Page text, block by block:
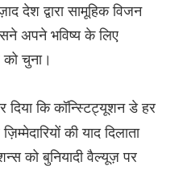
देश द्वारा सामूहिक विजन
अपने भविष्य के लिए
चुना।
दिया कि कॉन्स्टिट्यूशन डे हर
की याद दिलाता
को बुनियादी वैल्यूज़ पर